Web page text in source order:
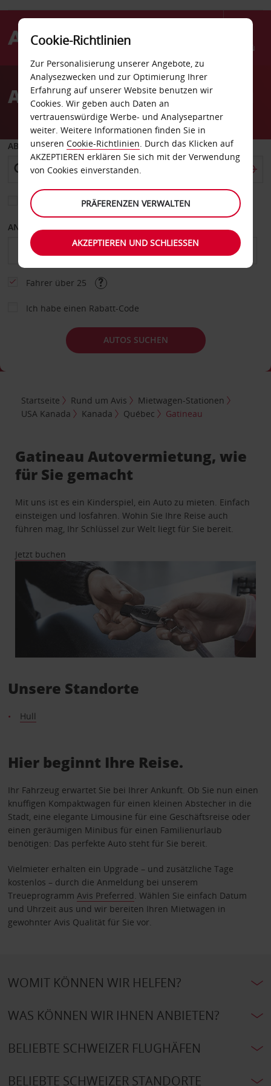
Menü
AvisAutovermietung Gatineau
ABHOLEN VON
Eine andere Rückgabestation auswählen
ANFANGSDATUM
Fahrer über 25
Ich habe einen Rabatt-Code
AUTOS SUCHEN
Startseite Rund um Avis
Mietwagen-Stationen
USA Kanada
Kanada Québec Gatineau
Gatineau Autovermietung, wie
für Sie gemacht
Mit uns ist es ein Kinderspiel, ein Auto zu mieten. Einfach
einsteigen und losfahren. Wohin Sie Ihre Reise auch
führen mag, Ihr Schlüssel zur Welt liegt für Sie bereit.
Jetzt buchen
Unsere Standorte
Hull
Hier beginnt Ihre Reise.
Ihr Fahrzeug erwartet Sie bei Ihrer Ankunft. Ob Sie nun einen
knuffigen Kompaktwagen für einen kleinen Abstecher in die
Stadt, eine elegante Limousine für eine Geschäftsreise oder
einen geräumigen Minibus für einen Familienurlaub
benötigen: Das perfekte Auto steht für Sie bereit.
Vielmieter erhalten ein Upgrade – und zusätzliche Tage
kostenlos – durch die Anmeldung bei unserem
Treueprogramm Avis Preferred . Wählen Sie einfach Datum
und Uhrzeit aus und wir bereiten Ihren Mietwagen in
gewohnter Avis Qualität für Sie vor.
WOMIT KÖNNEN WIR HELFEN?
WAS KÖNNEN WIR IHNEN ANBIETEN?
BELIEBTE SCHWEIZER FLUGHÄFEN
BELIEBTE SCHWEIZER STANDORTE
Cookie-Richtlinien
Zur Personalisierung unserer Angebote, zu
Analysezwecken und zur Optimierung Ihrer
Erfahrung auf unserer Website benutzen wir
Cookies. Wir geben auch Daten an
vertrauenswürdige Werbe- und Analysepartner
weiter. Weitere Informationen finden Sie in
unseren Cookie-Richtlinien. Durch das Klicken auf
AKZEPTIEREN erklären Sie sich mit der Verwendung
von Cookies einverstanden.
PRÄFERENZEN VERWALTEN
AKZEPTIEREN UND SCHLIESSEN